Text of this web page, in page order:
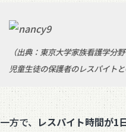
（出典：東京大学家族看護学分
児童生徒の保護者のレスパイト
一方で、 レスパイト時間が1